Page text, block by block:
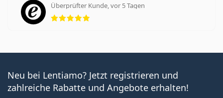
Überprüfter Kunde, vor 5 Tagen
Bewertung 5 aus 5
Neu bei Lentiamo? Jetzt registrieren und
zahlreiche Rabatte und Angebote erhalten!